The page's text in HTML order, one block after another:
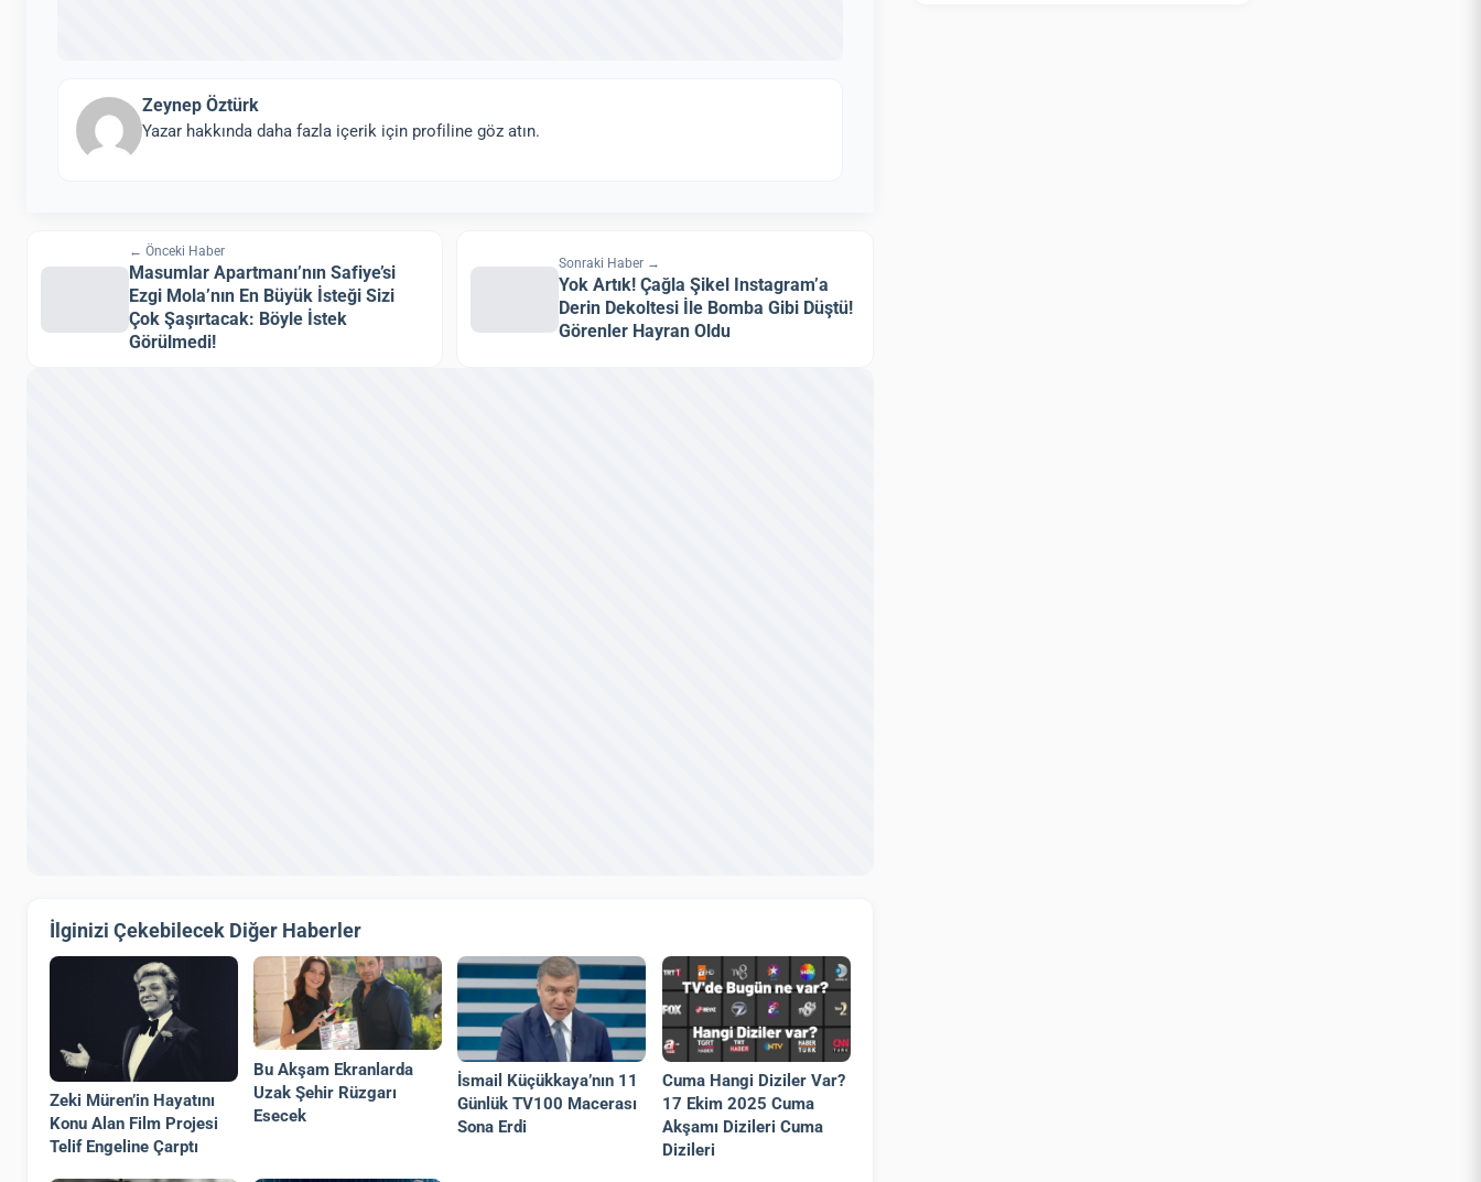
Zeynep Öztürk
Yazar hakkında daha fazla içerik için profiline göz atın.
← Önceki Haber
Masumlar Apartmanı’nın Safiye’si
Ezgi Mola’nın En Büyük İsteği Sizi
Çok Şaşırtacak: Böyle İstek
Görülmedi!
Sonraki Haber →
Yok Artık! Çağla Şikel Instagram’a
Derin Dekoltesi İle Bomba Gibi Düştü!
Görenler Hayran Oldu
İlginizi Çekebilecek Diğer Haberler
Zeki Müren’in Hayatını
Konu Alan Film Projesi
Telif Engeline Çarptı
Bu Akşam Ekranlarda
Uzak Şehir Rüzgarı
Esecek
İsmail Küçükkaya’nın 11
Günlük TV100 Macerası
Sona Erdi
Cuma Hangi Diziler Var?
17 Ekim 2025 Cuma
Akşamı Dizileri Cuma
Dizileri